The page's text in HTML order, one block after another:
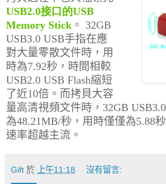
USB2.0接口的USB
Memory Stick 。 32GB
USB3.0 USB手指在應
對大量零散文件時，用
時為7.92秒，時間相較
USB2.0 USB Flash縮短
了近10倍。而拷貝大容
量高清視頻文件時， 32GB
為48.21MB/秒，用時僅僅為5.88
速率超越主流。
Gift 於 上午11:18 沒有留言: